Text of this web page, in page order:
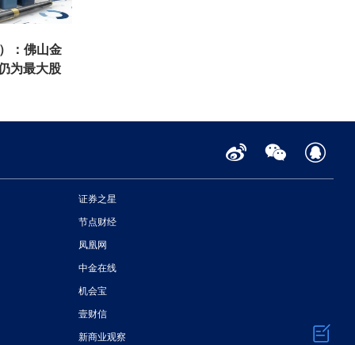
：佛山金
为最大股
证券之星
节点财经
凤凰网
中金在线
机会宝
壹财信
新商业观察